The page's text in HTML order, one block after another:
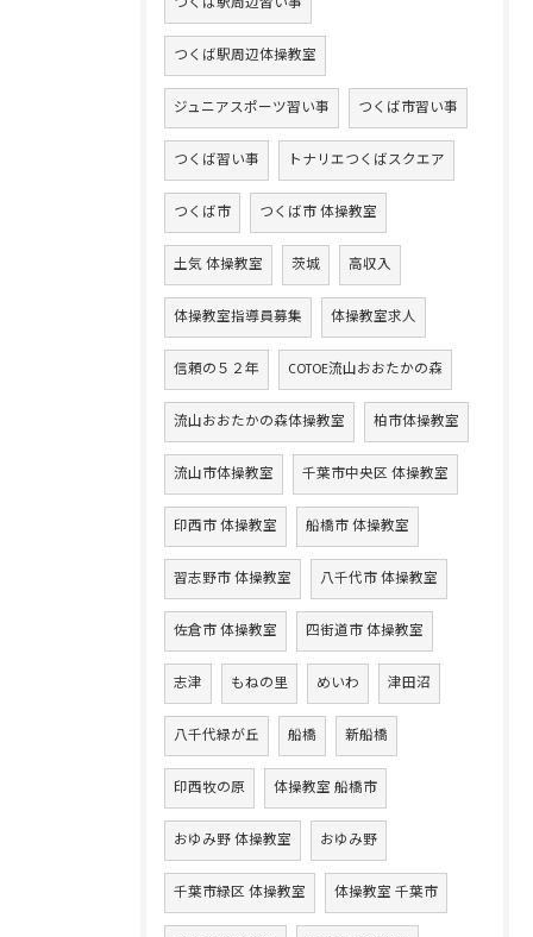
つくば駅周辺体操教室
ジュニアスポーツ習い事 つくば市習い事
つくば習い事 トナリエつくばスクエア
つくば市 つくば市 体操教室
土気 体操教室 茨城 高収入
体操教室指導員募集 体操教室求人
信頼の５２年 COTOE流山おおたかの森
流山おおたかの森体操教室 柏市体操教室
流山市体操教室 千葉市中央区 体操教室
印西市 体操教室 船橋市 体操教室
習志野市 体操教室 八千代市 体操教室
佐倉市 体操教室 四街道市 体操教室
志津 もねの里 めいわ 津田沼
八千代緑が丘 船橋 新船橋
印西牧の原 体操教室 船橋市
おゆみ野 体操教室 おゆみ野
千葉市緑区 体操教室 体操教室 千葉市